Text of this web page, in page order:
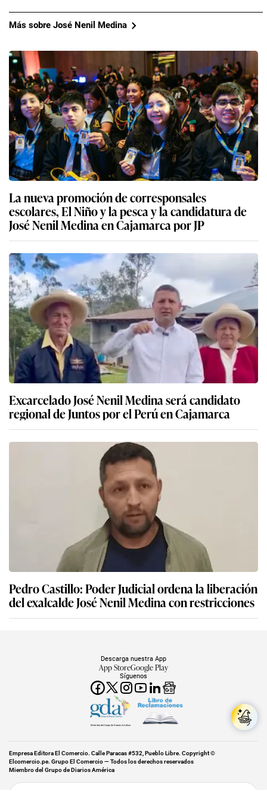
Más sobre José Nenil Medina
La nueva promoción de corresponsales
escolares, El Niño y la pesca y la candidatura de
José Nenil Medina en Cajamarca por JP
Excarcelado José Nenil Medina será candidato
regional de Juntos por el Perú en Cajamarca
Pedro Castillo: Poder Judicial ordena la liberación
del exalcalde José Nenil Medina con restricciones
Síguenos
Descarga nuestra App
App StoreGoogle Play
Miembro del Grupo de Diarios América
Empresa Editora El Comercio. Calle Paracas #532, Pueblo Libre. Copyright ©
Elcomercio.pe. Grupo El Comercio — Todos los derechos reservados
Miembro del Grupo de Diarios América